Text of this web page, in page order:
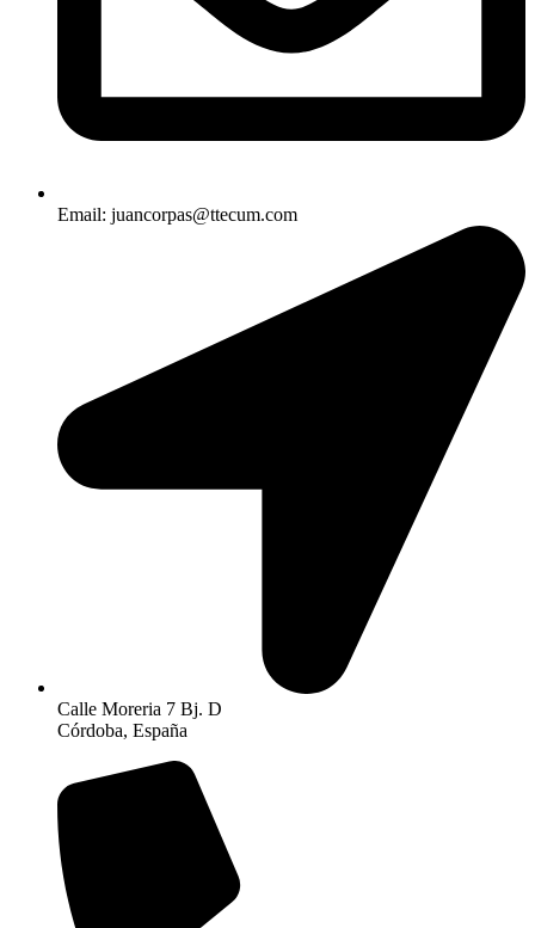
Email: juancorpas@ttecum.com
Calle Moreria 7 Bj. D
Córdoba, España